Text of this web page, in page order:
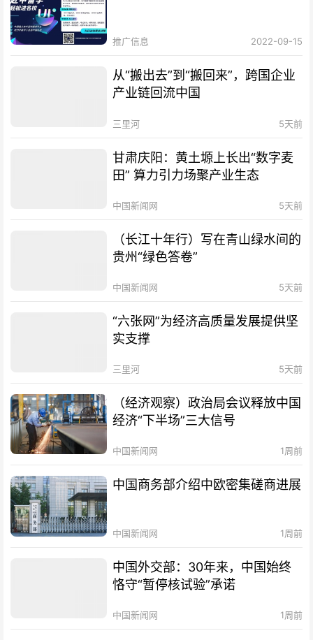
推广信息 2022-09-15
从“搬出去”到“搬回来”，跨国企业
产业链回流中国
三里河 5天前
甘肃庆阳：黄土塬上长出“数字麦
田” 算力引力场聚产业生态
中国新闻网 5天前
（长江十年行）写在青山绿水间的
贵州“绿色答卷”
中国新闻网 5天前
“六张网”为经济高质量发展提供坚
实支撑
三里河 5天前
（经济观察）政治局会议释放中国
经济“下半场”三大信号
中国新闻网 1周前
中国商务部介绍中欧密集磋商进展
中国新闻网 1周前
中国外交部：30年来，中国始终
恪守“暂停核试验”承诺
中国新闻网 1周前